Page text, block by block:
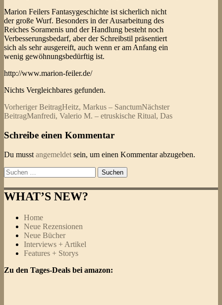
Marion Feilers Fantasygeschichte ist sicherlich nicht
der große Wurf. Besonders in der Ausarbeitung des
Reiches Soramenis und der Handlung besteht noch
Verbesserungsbedarf, aber der Schreibstil präsentiert
sich als sehr ausgereift, auch wenn er am Anfang ein
wenig gewöhnungsbedürftig ist.
http://www.marion-feiler.de/
Nichts Vergleichbares gefunden.
Beitragsnavigation
Vorheriger BeitragHeitz, Markus – SanctumNächster
BeitragManfredi, Valerio M. – etruskische Ritual, Das
Schreibe einen Kommentar
Du musst angemeldet sein, um einen Kommentar abzugeben.
Suchen
nach:
WHAT’S NEW?
Home
Neue Rezensionen
Neue Bücher
Interviews + Artikel
Features + Storys
Zu den Tages-Deals bei amazon: